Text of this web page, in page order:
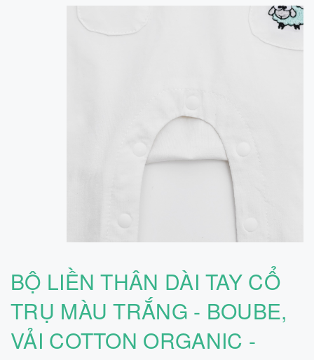
BỘ LIỀN THÂN DÀI TAY CỔ
TRỤ MÀU TRẮNG - BOUBE,
VẢI COTTON ORGANIC -